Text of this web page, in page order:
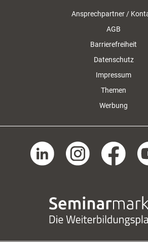
Ansprechpartner /
AGB
Barrierefreiheit
Datenschutz
Impressum
Themen
Werbung